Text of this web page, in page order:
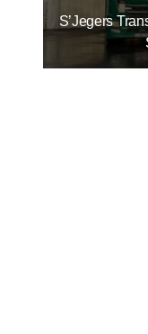
S’Jegers